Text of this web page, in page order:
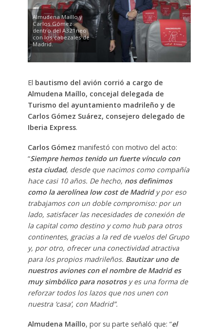
Almudena Maíllo y
Carlos Gómez
dentro del A321neo
con los cabezales de
Madrid.
El bautismo del avión corrió a cargo de
Almudena Maíllo, concejal delegada de
Turismo del ayuntamiento madrileño y de
Carlos Gómez Suárez, consejero delegado de
Iberia Express.
Carlos Gómez manifestó con motivo del acto:
“Siempre hemos tenido un fuerte vínculo con
esta ciudad, desde que nacimos como compañía
hace casi 10 años. De hecho, nos definimos
como la aerolínea low cost de Madridy por eso
trabajamos con un doble compromiso: por un
lado, satisfacer las necesidades de conexión de
la capital como destino y como hub para otros
continentes, gracias a la red de vuelos del Grupo
y, por otro, ofrecer una conectividad atractiva
para los propios madrileños. Bautizar uno de
nuestros aviones con el nombre de Madrid es
muy simbólico para nosotrosy es una forma de
reforzar todos los lazos que nos unen con
nuestra ‘casa’, con Madrid”.
Almudena Maíllo, por su parte señaló que: “el